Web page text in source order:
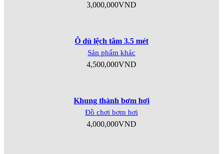
3,000,000VND
Ô dù lệch tâm 3.5 mét
Sản phẩm khác
4,500,000VND
Khung thành bơm hơi
Đồ chơi bơm hơi
4,000,000VND